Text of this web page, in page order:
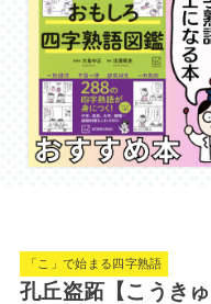
「こ」で始まる四字熟語
孔丘盗跖【こうき